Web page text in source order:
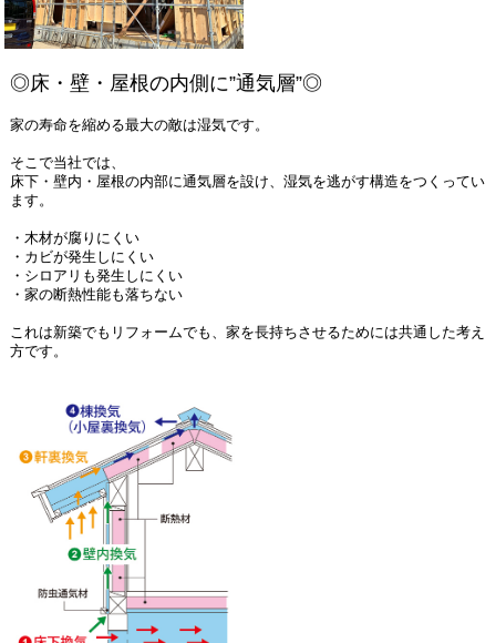
◎床・壁・屋根の内側に”通気層”◎
家の寿命を縮める最大の敵は湿気です。
そこで当社では、
床下・壁内・屋根の内部に通気層を設け、湿気を逃がす構造をつくってい
ます。
・木材が腐りにくい
・カビが発生しにくい
・シロアリも発生しにくい
・家の断熱性能も落ちない
これは新築でもリフォームでも、家を長持ちさせるためには共通した考え
方です。